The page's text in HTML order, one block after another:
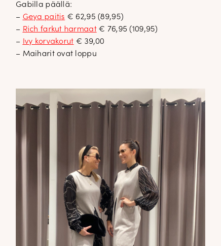
Gabilla päällä:
– Geya paitis € 62,95 (89,95)
– Rich farkut harmaat€ 76,95 (109,95)
– Ivy korvakorut € 39,00
– Maiharit ovat loppu